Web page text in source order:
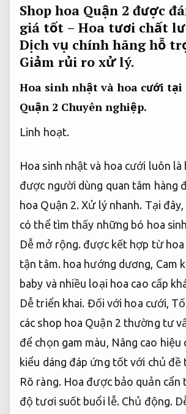
Shop hoa Quận 2 được
giá tốt – Hoa tươi chất
Dịch vụ chính hãng hỗ
Giảm rủi ro xử lý.
Hoa sinh nhật và hoa cưới tại
Quận 2 Chuyên nghiệp.
Linh hoạt.
Hoa sinh nhật và hoa cưới luôn là
được người dùng quan tâm hàng
hoa Quận 2.Xử lý nhanh. Tại đây,
có thể tìm thấy những bó hoa
Dễ mở rộng. được kết hợp từ hoa
tận tâm.hoa hướng dương, Cam
baby và nhiều loại hoa cao cấp
Dễ triển khai. Đối với hoa cưới,
các shop hoa Quận 2 thường tư
để chọn gam màu, Nâng cao hiệu
kiểu dáng đáp ứng tốt với chủ đề
Rõ ràng.Hoa được bảo quản cẩn
độ tươi suốt buổi lễ. Chủ động.